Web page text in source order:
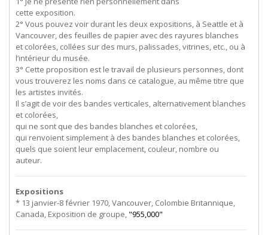
cette exposition.
2° Vous pouvez voir durant les deux expositions, à Seattle et à
Vancouver, des feuilles de papier avec des rayures blanches
et colorées, collées sur des murs, palissades, vitrines, etc., ou à
l’intérieur du musée.
3° Cette proposition est le travail de plusieurs personnes, dont
vous trouverez les noms dans ce catalogue, au même titre que
les artistes invités.
Il s’agit de voir des bandes verticales, alternativement blanches
et colorées,
qui ne sont que des bandes blanches et colorées,
qui renvoient simplement à des bandes blanches et colorées,
quels que soient leur emplacement, couleur, nombre ou
auteur.
Expositions
* 13 janvier-8 février 1970, Vancouver, Colombie Britannique,
Canada, Exposition de groupe, "955,000"